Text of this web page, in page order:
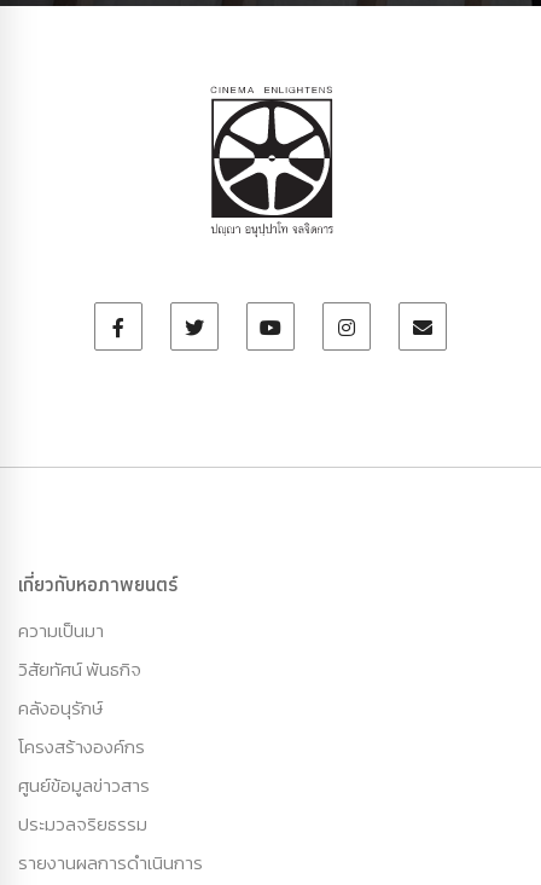
เกี่ยวกับหอภาพยนตร์
ความเป็นมา
วิสัยทัศน์ พันธกิจ
คลังอนุรักษ์
โครงสร้างองค์กร
ศูนย์ข้อมูลข่าวสาร
ประมวลจริยธรรม
รายงานผลการดำเนินการ